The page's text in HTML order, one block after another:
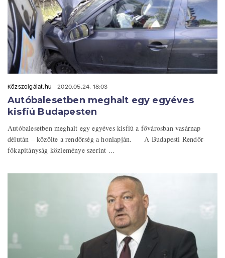
Közszolgálat.hu 2020.05.24. 18:03
Autóbalesetben meghalt egy egyéves
kisfiú Budapesten
Autóbalesetben meghalt egy egyéves kisfiú a fővárosban vasárnap
délután – közölte a rendőrség a honlapján. A Budapesti Rendőr-
főkapitányság közleménye szerint ...